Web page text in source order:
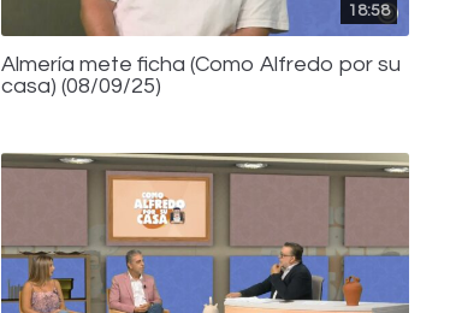
18:58
Almería mete ficha (Como Alfredo por su
casa) (08/09/25)